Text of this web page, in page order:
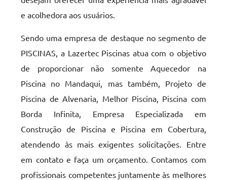
e acolhedora aos usuários.
Sendo uma empresa de destaque no segmento de
PISCINAS, a Lazertec Piscinas atua com o objetivo
de proporcionar não somente Aquecedor na
Piscina no Mandaqui, mas também, Projeto de
Piscina de Alvenaria, Melhor Piscina, Piscina com
Borda Infinita, Empresa Especializada em
Construção de Piscina e Piscina em Cobertura,
atendendo às mais exigentes solicitações. Entre
em contato e faça um orçamento. Contamos com
profissionais competentes juntamente às melhores